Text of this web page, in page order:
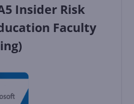
Insider Risk
Faculty